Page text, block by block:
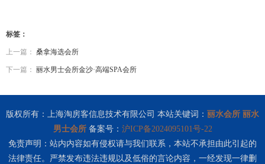
标签：
上一篇： 桑拿海选会所
下一篇： 丽水男士会所金沙·高端SPA会所
版权所有：上海淘房客信息技术有限公司 本站关键词： 丽水会所 丽水
男士会所备案号： 沪ICP备2024095101号-22
免责声明：站内内容如有侵权请与我们联系，本站不承担由此引起的
法律责任。严禁发布违法违规以及低俗的言论内容，一经发现一律删